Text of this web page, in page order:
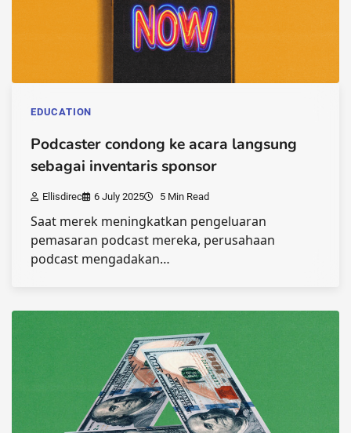
EDUCATION
Podcaster condong ke acara langsung
sebagai inventaris sponsor
Ellisdirec 6 July 2025 5 Min Read
Saat merek meningkatkan pengeluaran
pemasaran podcast mereka, perusahaan
podcast mengadakan…